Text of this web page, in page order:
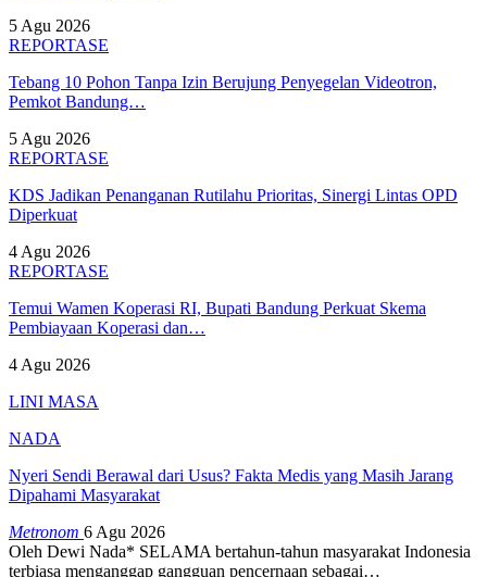
5 Agu 2026
REPORTASE
Tebang 10 Pohon Tanpa Izin Berujung Penyegelan Videotron,
Pemkot Bandung…
5 Agu 2026
REPORTASE
KDS Jadikan Penanganan Rutilahu Prioritas, Sinergi Lintas OPD
Diperkuat
4 Agu 2026
REPORTASE
Temui Wamen Koperasi RI, Bupati Bandung Perkuat Skema
Pembiayaan Koperasi dan…
4 Agu 2026
LINI MASA
NADA
Nyeri Sendi Berawal dari Usus? Fakta Medis yang Masih Jarang
Dipahami Masyarakat
Metronom 6 Agu 2026
Oleh Dewi Nada* SELAMA bertahun-tahun masyarakat Indonesia
terbiasa menganggap gangguan pencernaan sebagai…